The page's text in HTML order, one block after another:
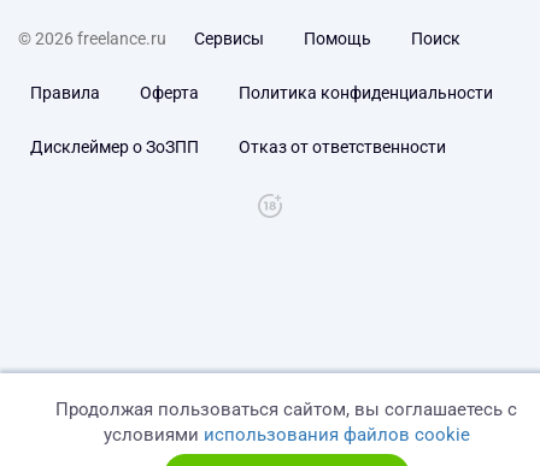
© 2026 freelance.ru Сервисы Помощь Поиск
Правила Оферта Политика конфиденциальности
Дисклеймер о ЗоЗПП Отказ от ответственности
Продолжая пользоваться сайтом, вы соглашаетесь с
условиями использования файлов cookie